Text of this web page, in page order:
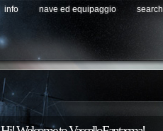
info nave ed equipaggio search